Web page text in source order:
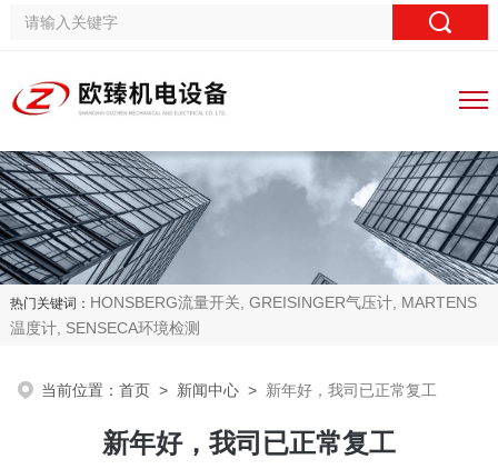
热门关键词： HONSBERG流量开关, GREISINGER气压计, MARTENS
温度计, SENSECA环境检测
当前位置：首页 > 新闻中心 > 新年好，我司已正常复工
新年好，我司已正常复工